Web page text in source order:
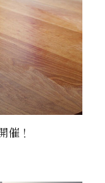
催！